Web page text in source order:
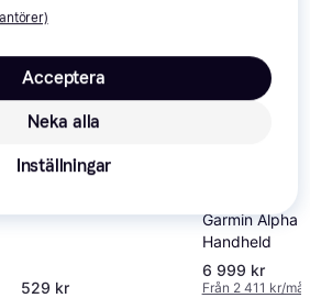
Non-Stop Dogwear
Protector Vest GPS
529 kr
Garmin Alpha
Handheld
6 999 kr
Från 2 411 kr/
Neka alla
Acceptera
Inställningar